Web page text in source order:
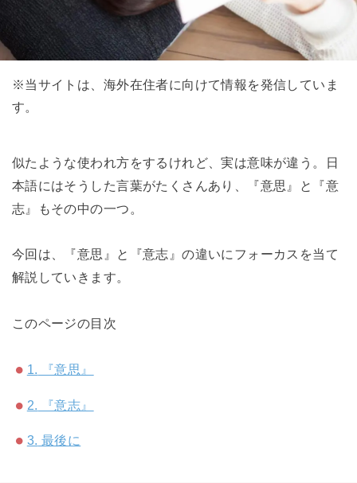
※当サイトは、海外在住者に向けて情報を発信していま
す。
似たような使われ方をするけれど、実は意味が違う。日
本語にはそうした言葉がたくさんあり、『意思』と『意
志』もその中の一つ。
今回は、『意思』と『意志』の違いにフォーカスを当て
解説していきます。
このページの目次
1. 『意思』
2. 『意志』
3. 最後に